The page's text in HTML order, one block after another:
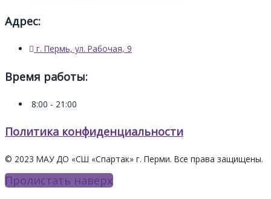
Адрес:
г. Пермь, ул. Рабочая, 9
Время работы:
8:00 - 21:00
Политика конфиденциальности
© 2023 МАУ ДО «СШ «Спартак» г. Перми. Все права защищены.
Пролистать наверх